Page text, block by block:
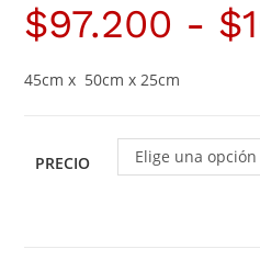
$97.200 - $
45cm x 50cm x 25cm
PRECIO Elige una opción